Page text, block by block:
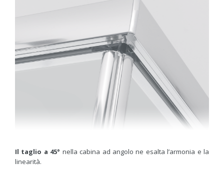
Il taglio a 45° nella cabina ad angolo ne esalta l’armonia e la
linearità.